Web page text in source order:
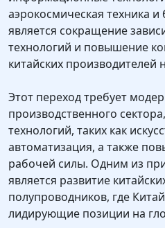
аэрокосмическая техника
является сокращение
технологий и повышение
китайских
Этот переход требует
производственного
технологий, таких как
автоматизация, а также
рабочей силы. Одним из
является развитие
полупроводников, где
лидирующие позиции на